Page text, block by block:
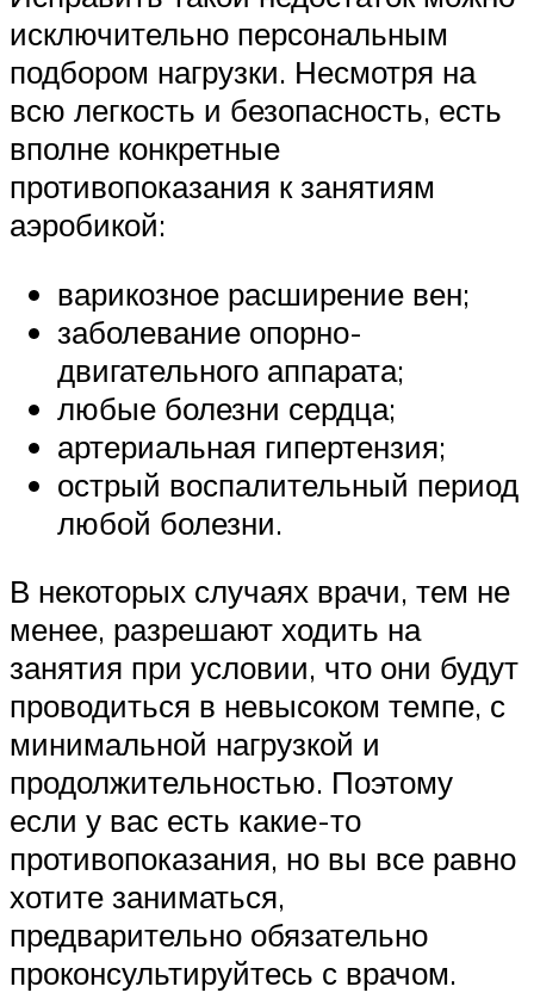
исключительно персональным
подбором нагрузки. Несмотря на
всю легкость и безопасность, есть
вполне конкретные
противопоказания к занятиям
аэробикой:
варикозное расширение вен;
заболевание опорно-
двигательного аппарата;
любые болезни сердца;
артериальная гипертензия;
острый воспалительный период
любой болезни.
В некоторых случаях врачи, тем не
менее, разрешают ходить на
занятия при условии, что они будут
проводиться в невысоком темпе, с
минимальной нагрузкой и
продолжительностью. Поэтому
если у вас есть какие-то
противопоказания, но вы все равно
хотите заниматься,
предварительно обязательно
проконсультируйтесь с врачом.